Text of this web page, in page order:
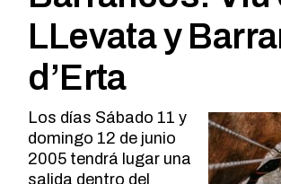
LLevata y
d’Erta
Los días Sábado 11 y
domingo 12 de junio
2005 tendrá lugar una
salida dentro del